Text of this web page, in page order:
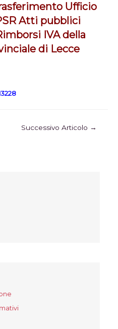
Ufficio
Atti pubblici
IVA della
di Lecce
Successivo Articolo →